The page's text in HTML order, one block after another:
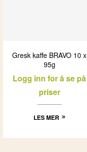
Gresk kaffe BRAVO 10 x
95g
Logg inn for å se på
priser
LES MER